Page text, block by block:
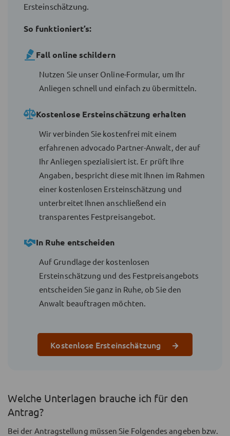
Ersteinschätzung.
So funktioniert’s:
Fall online schildern
Nutzen Sie unser Online-Formular, um Ihr
Anliegen schnell und einfach zu übermitteln.
Kostenlose Ersteinschätzung erhalten
Wir verbinden Sie kostenfrei mit einem
erfahrenen advocado Partner-Anwalt, der auf
Ihr Anliegen spezialisiert ist. Er prüft Ihre
Angaben, bespricht diese mit Ihnen im Rahmen
einer kostenlosen Ersteinschätzung und
unterbreitet Ihnen anschließend ein
transparentes Festpreisangebot.
In Ruhe entscheiden
Auf Grundlage der kostenlosen
Ersteinschätzung und des Festpreisangebots
entscheiden Sie ganz in Ruhe, ob Sie den
Anwalt beauftragen möchten.
Kostenlose Ersteinschätzung
Welche Unterlagen brauche ich für den
Antrag?
Bei der Antragstellung müssen Sie Folgendes angeben bzw.